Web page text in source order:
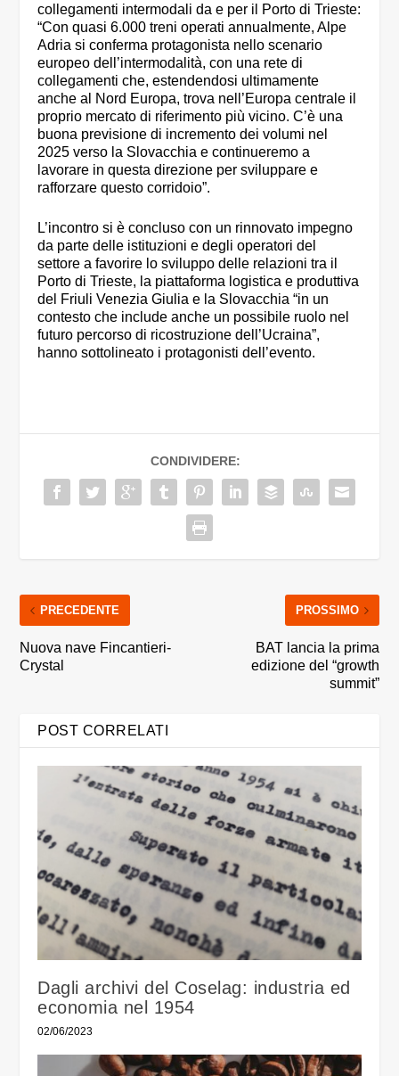
collegamenti intermodali da e per il Porto di Trieste:
“Con quasi 6.000 treni operati annualmente, Alpe
Adria si conferma protagonista nello scenario
europeo dell’intermodalità, con una rete di
collegamenti che, estendendosi ultimamente
anche al Nord Europa, trova nell’Europa centrale il
proprio mercato di riferimento più vicino. C’è una
buona previsione di incremento dei volumi nel
2025 verso la Slovacchia e continueremo a
lavorare in questa direzione per sviluppare e
rafforzare questo corridoio”.
L’incontro si è concluso con un rinnovato impegno
da parte delle istituzioni e degli operatori del
settore a favorire lo sviluppo delle relazioni tra il
Porto di Trieste, la piattaforma logistica e produttiva
del Friuli Venezia Giulia e la Slovacchia “in un
contesto che include anche un possibile ruolo nel
futuro percorso di ricostruzione dell’Ucraina”,
hanno sottolineato i protagonisti dell’evento.
CONDIVIDERE:
PRECEDENTE
Nuova nave Fincantieri-
Crystal
PROSSIMO
BAT lancia la prima
edizione del “growth
summit”
POST CORRELATI
Dagli archivi del Coselag: industria ed
economia nel 1954
02/06/2023